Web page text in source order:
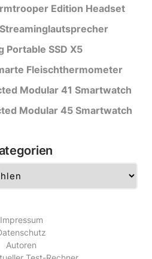
Edition Headset
Portable SSD X5
Fleischthermometer
Modular 41 Smartwatch
Modular 45 Smartwatch
Impressum
Autoren